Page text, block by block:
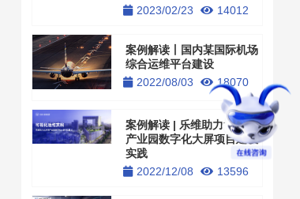
2023/02/23
14012
案例解读丨国内某国际机场
综合运维平台建设
2022/08/03
18070
案例解读 | 乐维助力北京某
产业园数字化大屏项目建设
实践
2022/12/08
13596